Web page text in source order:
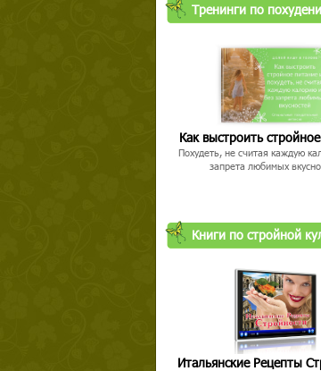
Тренинги по
Как выстроить
Похудеть, не считая каждую
запрета любимых
Книги по стройной
Итальянские Рецепты